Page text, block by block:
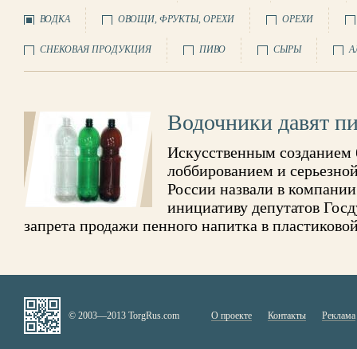
ВОДКА ОВОЩИ, ФРУКТЫ, ОРЕХИ ОРЕХИ
СНЕКОВАЯ ПРОДУКЦИЯ ПИВО СЫРЫ
Водочники давят
Искусственным
лоббированием и
России назвали в
инициативу депутатов
запрета продажи пенного напитка в
© 2003—2013 TorgRus.com О проекте Контакты Реклама